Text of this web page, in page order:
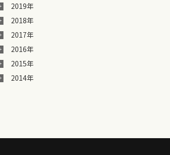
2019年
2018年
2017年
2016年
2015年
2014年